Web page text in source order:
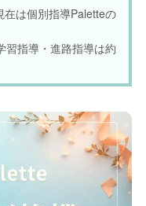
在は個別指導Paletteの
習指導・進路指導は約